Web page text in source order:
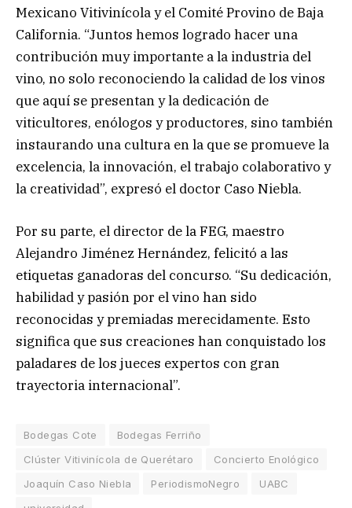
Mexicano Vitivinícola y el Comité Provino de Baja
California. “Juntos hemos logrado hacer una
contribución muy importante a la industria del
vino, no solo reconociendo la calidad de los vinos
que aquí se presentan y la dedicación de
viticultores, enólogos y productores, sino también
instaurando una cultura en la que se promueve la
excelencia, la innovación, el trabajo colaborativo y
la creatividad”, expresó el doctor Caso Niebla.
Por su parte, el director de la FEG, maestro
Alejandro Jiménez Hernández, felicitó a las
etiquetas ganadoras del concurso. “Su dedicación,
habilidad y pasión por el vino han sido
reconocidas y premiadas merecidamente. Esto
significa que sus creaciones han conquistado los
paladares de los jueces expertos con gran
trayectoria internacional”.
Bodegas Cote
Bodegas Ferriño
Clúster Vitivinícola de Querétaro
Concierto Enológico
Joaquín Caso Niebla
PeriodismoNegro
UABC